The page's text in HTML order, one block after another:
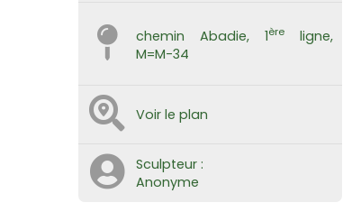
chemin Abadie, 1èreligne,
M=M-34
Voir le plan
Sculpteur :
Anonyme